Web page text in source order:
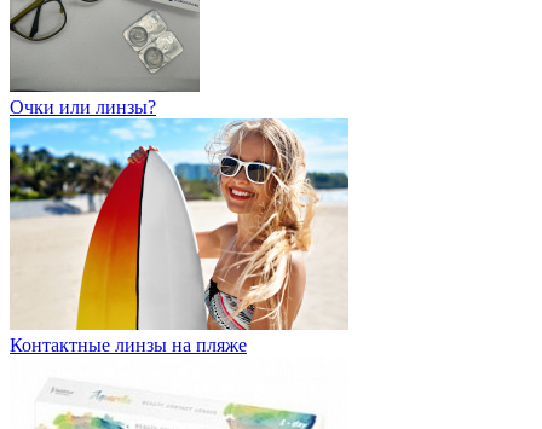
Очки или линзы?
Контактные линзы на пляже